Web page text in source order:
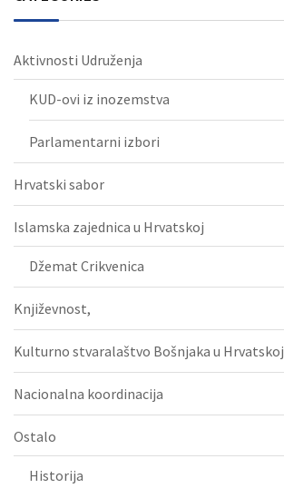
Aktivnosti Udruženja
KUD-ovi iz inozemstva
Parlamentarni izbori
Hrvatski sabor
Islamska zajednica u Hrvatskoj
Džemat Crikvenica
Književnost,
Kulturno stvaralaštvo Bošnjaka u Hrvatskoj
Nacionalna koordinacija
Ostalo
Historija